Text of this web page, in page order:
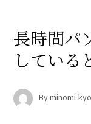
長時間パ
している
Byminomi-